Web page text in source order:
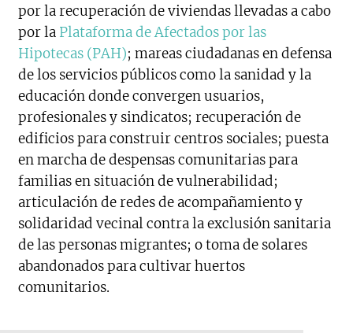
por la recuperación de viviendas llevadas a cabo
por la Plataforma de Afectados por las
Hipotecas (PAH); mareas ciudadanas en defensa
de los servicios públicos como la sanidad y la
educación donde convergen usuarios,
profesionales y sindicatos; recuperación de
edificios para construir centros sociales; puesta
en marcha de despensas comunitarias para
familias en situación de vulnerabilidad;
articulación de redes de acompañamiento y
solidaridad vecinal contra la exclusión sanitaria
de las personas migrantes; o toma de solares
abandonados para cultivar huertos
comunitarios.